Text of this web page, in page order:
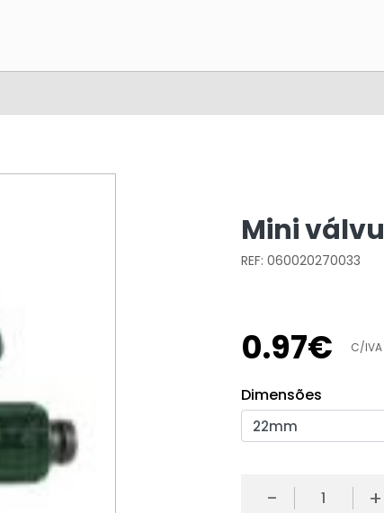
Mini
REF: 060020270033
0.97€ C/IVA
Dimensões
- +